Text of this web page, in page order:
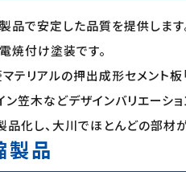
品で安定した品質を提供します
焼付け塗装です。
テリアルの押出成形セメント板
ン笠木などデザインバリエーシ
化し、大川でほとんどの部材
製品